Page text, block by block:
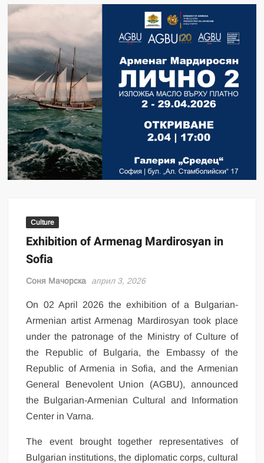
Culture
Exhibition of Armenag Mardirosyan in
Sofia
Соня Мачорска април 3, 2026
On 02 April 2026 the exhibition of a Bulgarian-
Armenian artist Armenag Mardirosyan took place
under the patronage of the Ministry of Culture of
the Republic of Bulgaria, the Embassy of the
Republic of Armenia in Sofia, and the Armenian
General Benevolent Union (AGBU), announced
the Bulgarian-Armenian Cultural and Information
Center in Varna.
The event brought together representatives of
Bulgarian institutions, the diplomatic corps, cultural